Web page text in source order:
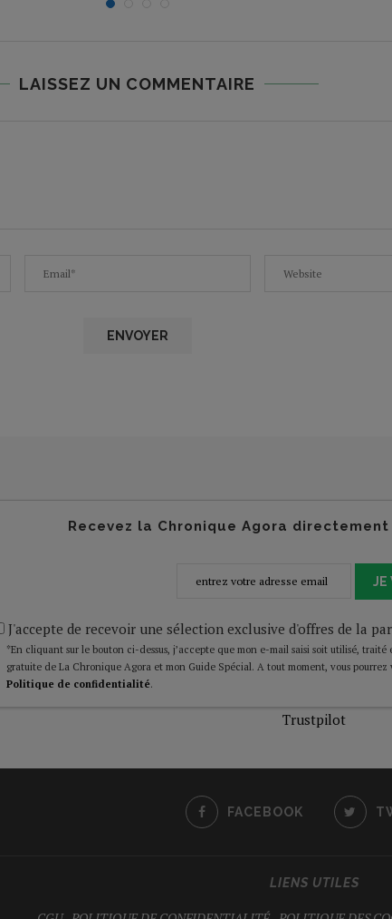
LAISSEZ UN COMMENTAIRE
Recevez la Chronique Agora
JE
J'accepte de recevoir une sélection exclusive d'offres de la
*En cliquant sur le bouton ci-dessus, j’accepte que mon e-mail saisi soit utilisé,
gratuite de La Chronique Agora et mon Guide Spécial. A tout moment, vous
Politique de confidentialité.
Trustpilot
FACEBOOK
LIENS UTILES